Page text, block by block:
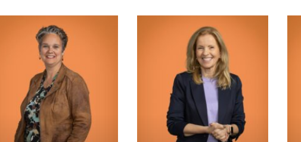
Meer informatie Meer informatie